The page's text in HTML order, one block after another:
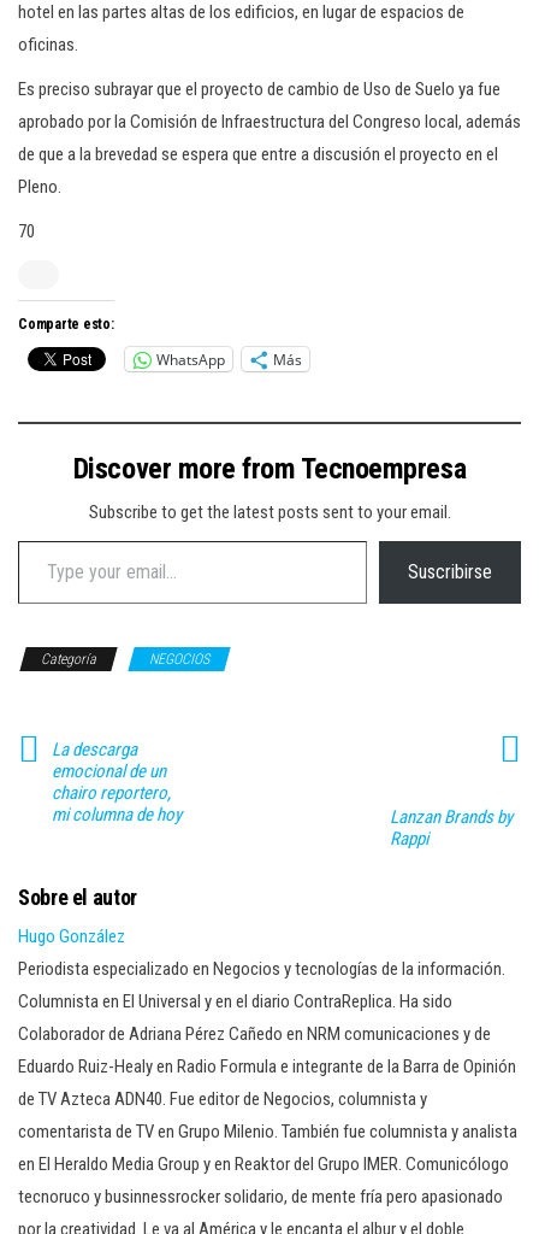
hotel en las partes altas de los edificios, en lugar de espacios de
oficinas.
Es preciso subrayar que el proyecto de cambio de Uso de Suelo ya fue
aprobado por la Comisión de Infraestructura del Congreso local, además
de que a la brevedad se espera que entre a discusión el proyecto en el
Pleno.
70
Comparte esto:
WhatsApp Más
Discover more from Tecnoempresa
Subscribe to get the latest posts sent to your email.
Type your email…
Suscribirse
Categoría NEGOCIOS
La descarga
emocional de un
chairo reportero,
mi columna de hoy
Lanzan Brands by
Rappi
Sobre el autor
Hugo González
Periodista especializado en Negocios y tecnologías de la información.
Columnista en El Universal y en el diario ContraReplica. Ha sido
Colaborador de Adriana Pérez Cañedo en NRM comunicaciones y de
Eduardo Ruiz-Healy en Radio Formula e integrante de la Barra de Opinión
de TV Azteca ADN40. Fue editor de Negocios, columnista y
comentarista de TV en Grupo Milenio. También fue columnista y analista
en El Heraldo Media Group y en Reaktor del Grupo IMER. Comunicólogo
tecnoruco y businnessrocker solidario, de mente fría pero apasionado
por la creatividad. Le va al América y le encanta el albur y el doble